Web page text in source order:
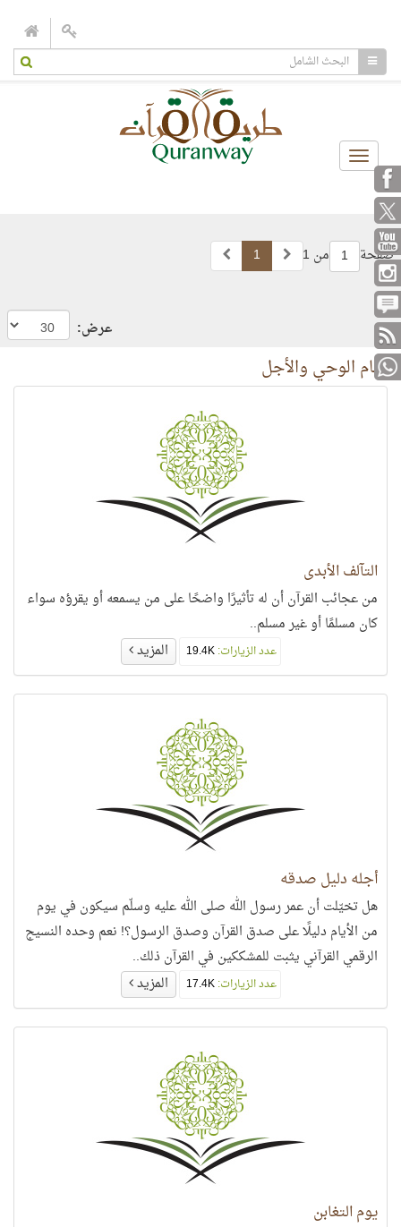
Toggle
navigation
صفحة 1 من 1 1
عرض:
تمام الوحي والأجل
التآلف الأبدي
من عجائب القرآن أن له تأثيرًا واضحًا على من يسمعه أو يقرؤه سواء
كان مسلمًا أو غير مسلم..
عدد الزيارات:19.4K المزيد
أجله دليل صدقه
هل تخيّلت أن عمر رسول الله صلى الله عليه وسلّم سيكون في يوم
من الأيام دليلًا على صدق القرآن وصدق الرسول؟! نعم وحده النسيج
الرقمي القرآني يثبت للمشككين في القرآن ذلك..
عدد الزيارات:17.4K المزيد
يوم التغابن